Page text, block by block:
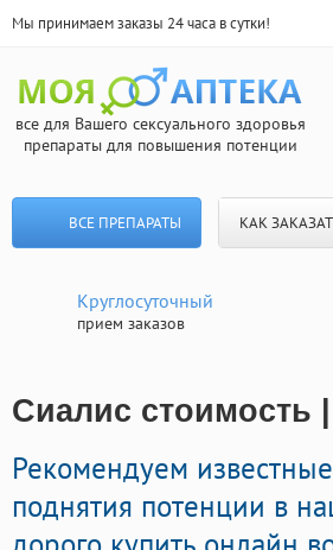
Мы принимаем заказы 24 часа в сутки!
все для Вашего сексуального здоровья
препараты для повышения потенции
ВСЕ ПРЕПАРАТЫ КАК
Круглосуточный
прием заказов
Сиалис стоимость
Рекомендуем
поднятия потенции в